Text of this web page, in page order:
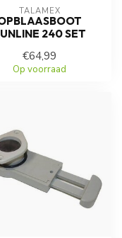
TALAMEX
240 SET
€64,99
Op voorraad